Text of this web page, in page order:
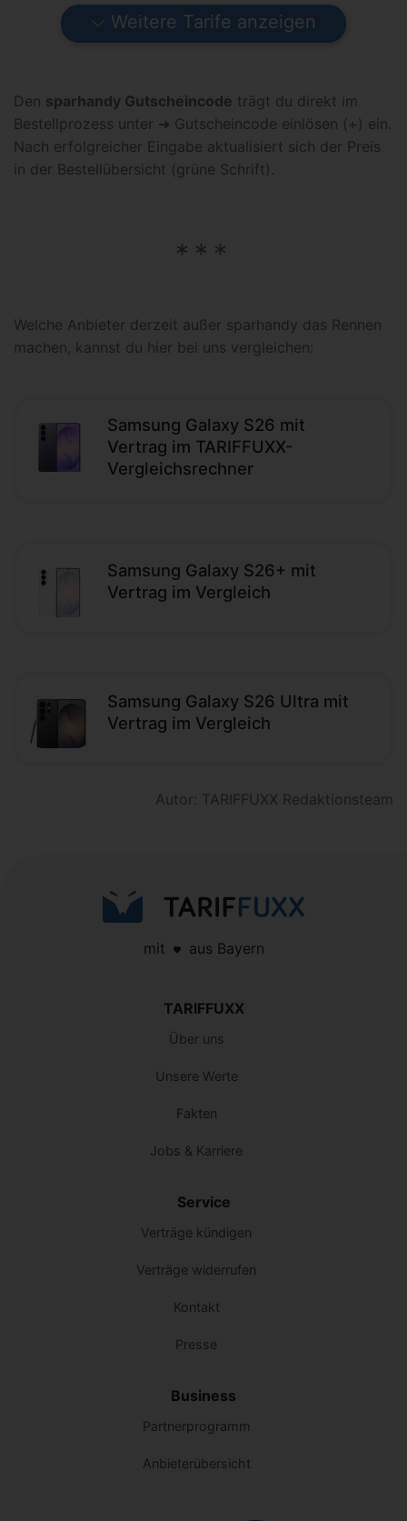
Weitere Tarife anzeigen
Den sparhandy Gutscheincode trägt du direkt im
Bestellprozess unter ➜ Gutscheincode einlösen (+) ein.
Nach erfolgreicher Eingabe aktualisiert sich der Preis
in der Bestellübersicht (grüne Schrift).
Welche Anbieter derzeit außer sparhandy das Rennen
machen, kannst du hier bei uns vergleichen:
Samsung Galaxy S26 mit
Vertrag im TARIFFUXX-
Vergleichsrechner
Samsung Galaxy S26+ mit
Vertrag im Vergleich
Samsung Galaxy S26 Ultra mit
Vertrag im Vergleich
Autor: TARIFFUXX Redaktionsteam
mit aus Bayern
TARIFFUXX
Über uns
Unsere Werte
Fakten
Jobs & Karriere
Service
Verträge kündigen
Verträge widerrufen
Kontakt
Presse
Business
Partnerprogramm
Anbieterübersicht